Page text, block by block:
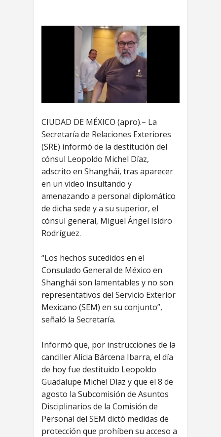
CIUDAD DE MÉXICO (apro).– La
Secretaría de Relaciones Exteriores
(SRE) informó de la destitución del
cónsul Leopoldo Michel Díaz,
adscrito en Shanghái, tras aparecer
en un video insultando y
amenazando a personal diplomático
de dicha sede y a su superior, el
cónsul general, Miguel Ángel Isidro
Rodríguez.
“Los hechos sucedidos en el
Consulado General de México en
Shanghái son lamentables y no son
representativos del Servicio Exterior
Mexicano (SEM) en su conjunto”,
señaló la Secretaría.
Informó que, por instrucciones de la
canciller Alicia Bárcena Ibarra, el día
de hoy fue destituido Leopoldo
Guadalupe Michel Díaz y que el 8 de
agosto la Subcomisión de Asuntos
Disciplinarios de la Comisión de
Personal del SEM dictó medidas de
protección que prohíben su acceso a